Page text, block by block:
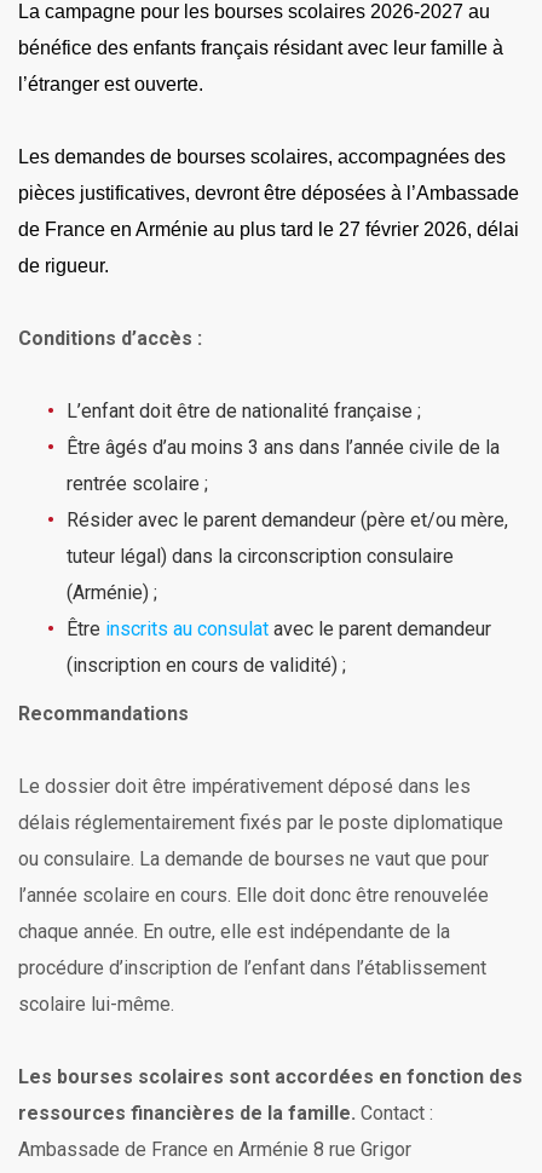
La campagne pour les bourses scolaires 2026-2027 au
bénéfice des enfants français résidant avec leur famille à
l’étranger est ouverte.
Les demandes de bourses scolaires, accompagnées des
pièces justificatives, devront être déposées à l’Ambassade
de France en Arménie au plus tard le 27 février 2026, délai
de rigueur.
Conditions d’accès :​
L’enfant doit être de nationalité française ;
Être âgés d’au moins 3 ans dans l’année civile de la
rentrée scolaire ;
Résider avec le parent demandeur (père et/ou mère,
tuteur légal) dans la circonscription consulaire
(Arménie) ;
Être inscrits au consulat avec le parent demandeur
(inscription en cours de validité) ;
Recommandations
Le dossier doit être impérativement déposé dans les
délais réglementairement fixés par le poste diplomatique
ou consulaire. La demande de bourses ne vaut que pour
l’année scolaire en cours. Elle doit donc être renouvelée
chaque année. En outre, elle est indépendante de la
procédure d’inscription de l’enfant dans l’établissement
scolaire lui-même.
Les bourses scolaires sont accordées en fonction des
ressources financières de la famille. Contact :
Ambassade de France en Arménie 8 rue Grigor